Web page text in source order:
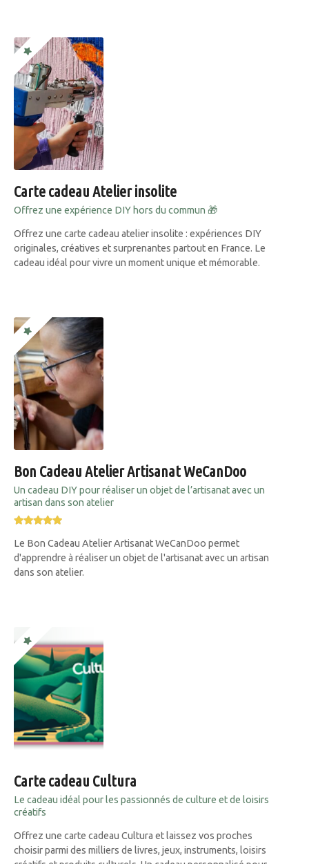
Carte cadeau Atelier insolite
Offrez une expérience DIY hors du commun 🎁
Offrez une carte cadeau atelier insolite : expériences DIY
originales, créatives et surprenantes partout en France. Le
cadeau idéal pour vivre un moment unique et mémorable.
Bon Cadeau Atelier Artisanat WeCanDoo
Un cadeau DIY pour réaliser un objet de l’artisanat avec un
artisan dans son atelier
Le Bon Cadeau Atelier Artisanat WeCanDoo permet
d'apprendre à réaliser un objet de l'artisanat avec un artisan
dans son atelier.
Carte cadeau Cultura
Le cadeau idéal pour les passionnés de culture et de loisirs
créatifs
Offrez une carte cadeau Cultura et laissez vos proches
choisir parmi des milliers de livres, jeux, instruments, loisirs